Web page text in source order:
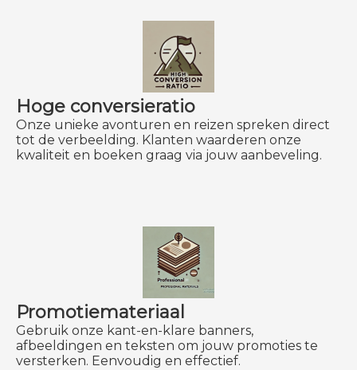
Hoge conversieratio
Onze unieke avonturen en reizen spreken direct
tot de verbeelding. Klanten waarderen onze
kwaliteit en boeken graag via jouw aanbeveling.
Promotiemateriaal
Gebruik onze kant-en-klare banners,
afbeeldingen en teksten om jouw promoties te
versterken. Eenvoudig en effectief.